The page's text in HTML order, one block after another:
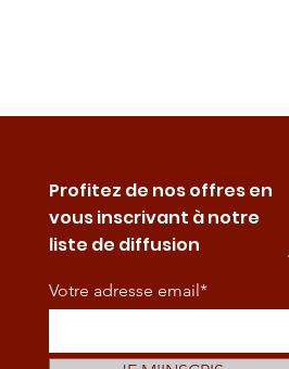
Profitez de nos offres en
vous inscrivant à notre
liste de diffusion
Votre adresse email*